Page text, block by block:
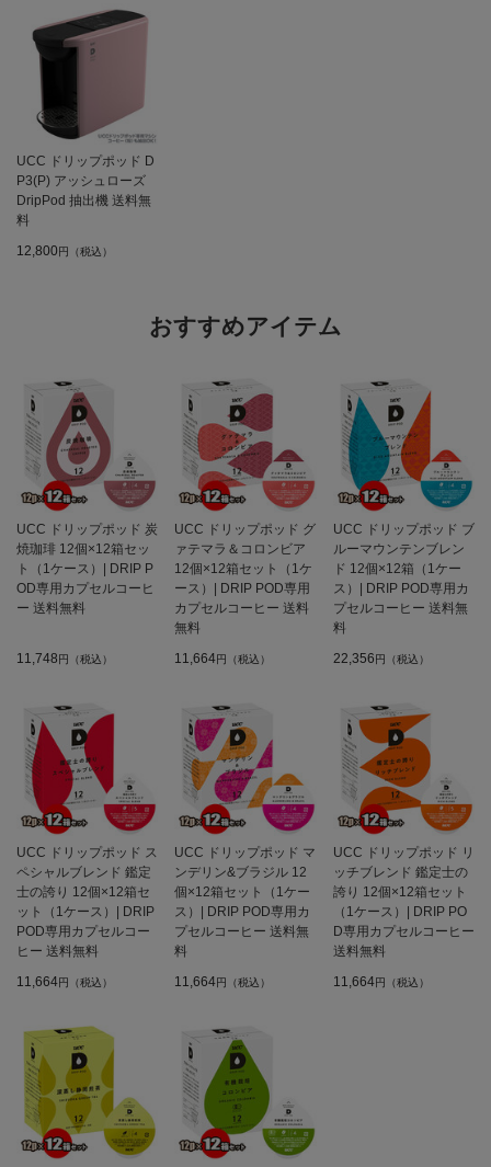
UCC ドリップポッド D
P3(P) アッシュローズ
DripPod 抽出機 送料無
料
12,800 円（税込）
おすすめアイテム
UCC ドリップポッド 炭
焼珈琲 12個×12箱セッ
ト（1ケース）| DRIP P
OD専用カプセルコーヒ
ー 送料無料
11,748円（税込）
UCC ドリップポッド グ
ァテマラ＆コロンビア
12個×12箱セット（1ケ
ース）| DRIP POD専用
カプセルコーヒー 送料
無料
11,664円（税込）
UCC ドリップポッド ブ
ルーマウンテンブレン
ド 12個×12箱（1ケー
ス）| DRIP POD専用カ
プセルコーヒー 送料無
料
22,356円（税込）
UCC ドリップポッド ス
ペシャルブレンド 鑑定
士の誇り 12個×12箱セ
ット（1ケース）| DRIP
POD専用カプセルコー
ヒー 送料無料
11,664円（税込）
UCC ドリップポッド マ
ンデリン&ブラジル 12
個×12箱セット（1ケー
ス）| DRIP POD専用カ
プセルコーヒー 送料無
料
11,664円（税込）
UCC ドリップポッド リ
ッチブレンド 鑑定士の
誇り 12個×12箱セット
（1ケース）| DRIP PO
D専用カプセルコーヒー
送料無料
11,664円（税込）